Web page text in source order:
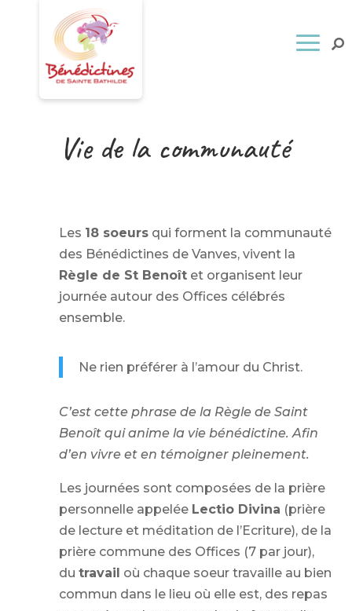
Vie de la communauté
Les 18 soeurs qui forment la communauté
des Bénédictines de Vanves, vivent la
Règle de St Benoît et organisent leur
journée autour des Offices célébrés
ensemble.
Ne rien préférer à l’amour du Christ.
C’est cette phrase de la Règle de Saint
Benoît qui anime la vie bénédictine. Afin
d’en vivre et en témoigner pleinement.
Les journées sont composées de la prière
personnelle appelée Lectio Divina (prière
de lecture et méditation de l’Ecriture), de la
prière commune des Offices (7 par jour),
du travail où chaque soeur travaille au bien
commun dans le lieu où elle est, des repas